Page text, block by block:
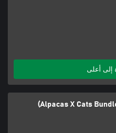
إلى أعلى
Alpacas X Cats